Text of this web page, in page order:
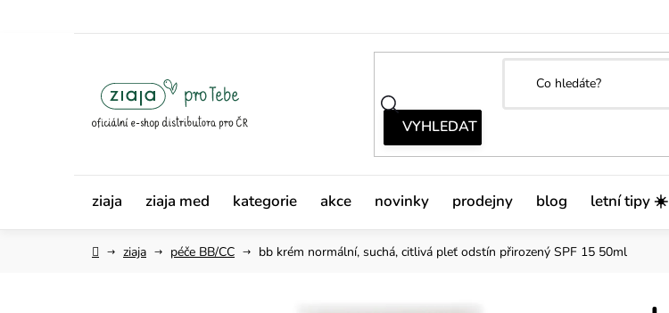
ziaja ziaja med kategorie akce novinky prodejny blog letní tipy ☀️
Domůziaja péče BB/CC bb krém normální, suchá, citlivá pleť odstín přirozený SPF 15 50ml